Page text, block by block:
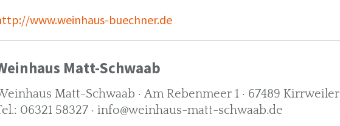
www.weinhaus-buechner.de
Matt-Schwaab
Matt-Schwaab · Am Rebenmeer 1 · 67489 Kirrweiler
06321 58327 · info@weinhaus-matt-schwaab.de